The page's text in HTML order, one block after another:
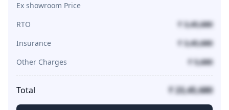
Ex showroom Price
RTO
₹ 3,45,680
Insurance
₹ 3,45,680
Other Charges
₹ 5,680
Total ₹ 23,45,680